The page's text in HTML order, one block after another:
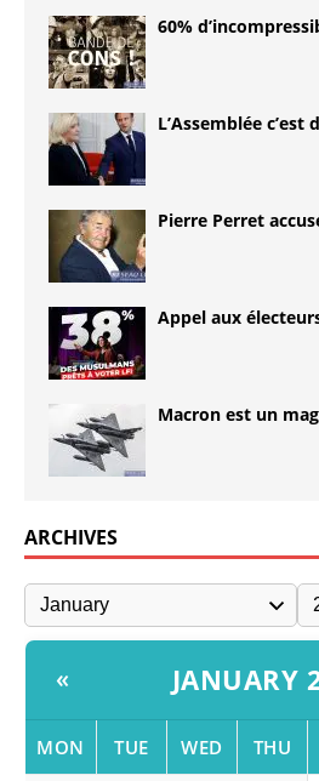
60%
L’Assemblée c’est
Pierre Perret
Appel aux
Macron est un
ARCHIVES
« JANUARY
MON TUE WED THU